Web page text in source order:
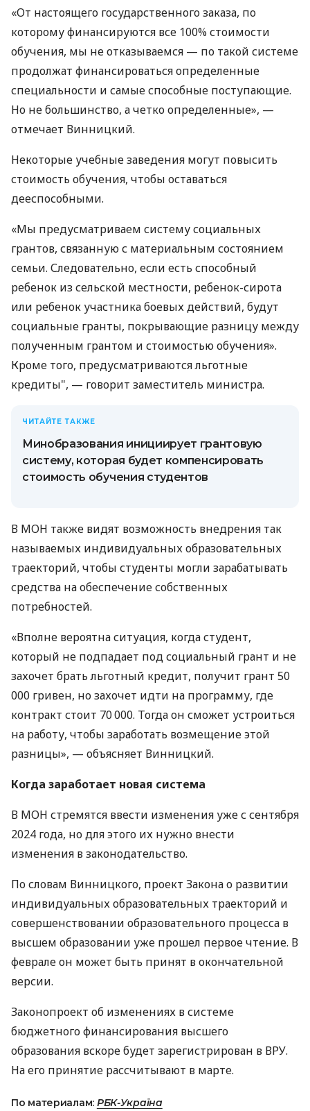
«От настоящего государственного заказа, по
которому финансируются все 100% стоимости
обучения, мы не отказываемся — по такой системе
продолжат финансироваться определенные
специальности и самые способные поступающие.
Но не большинство, а четко определенные», —
отмечает Винницкий.
Некоторые учебные заведения могут повысить
стоимость обучения, чтобы оставаться
дееспособными.
«Мы предусматриваем систему социальных
грантов, связанную с материальным состоянием
семьи. Следовательно, если есть способный
ребенок из сельской местности, ребенок-сирота
или ребенок участника боевых действий, будут
социальные гранты, покрывающие разницу между
полученным грантом и стоимостью обучения».
Кроме того, предусматриваются льготные
кредиты", — говорит заместитель министра.
ЧИТАЙТЕ ТАКЖЕ
Минобразования инициирует грантовую
систему, которая будет компенсировать
стоимость обучения студентов
В МОН также видят возможность внедрения так
называемых индивидуальных образовательных
траекторий, чтобы студенты могли зарабатывать
средства на обеспечение собственных
потребностей.
«Вполне вероятна ситуация, когда студент,
который не подпадает под социальный грант и не
захочет брать льготный кредит, получит грант 50
000 гривен, но захочет идти на программу, где
контракт стоит 70 000. Тогда он сможет устроиться
на работу, чтобы заработать возмещение этой
разницы», — объясняет Винницкий.
Когда заработает новая система
В МОН стремятся ввести изменения уже с сентября
2024 года, но для этого их нужно внести
изменения в законодательство.
По словам Винницкого, проект Закона о развитии
индивидуальных образовательных траекторий и
совершенствовании образовательного процесса в
высшем образовании уже прошел первое чтение. В
феврале он может быть принят в окончательной
версии.
Законопроект об изменениях в системе
бюджетного финансирования высшего
образования вскоре будет зарегистрирован в ВРУ.
На его принятие рассчитывают в марте.
По материалам: РБК-Україна